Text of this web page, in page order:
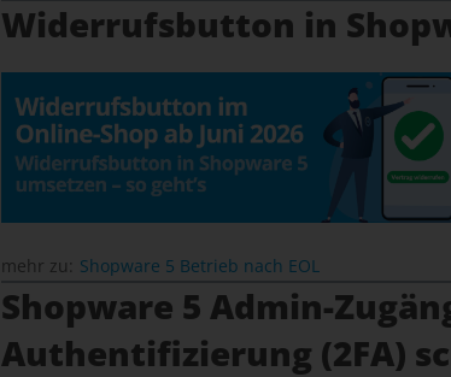
Widerrufsbutton in
mehr zu: Shopware 5 Betrieb nach EOL
Shopware 5 Admin-
Authentifizierung (2FA)